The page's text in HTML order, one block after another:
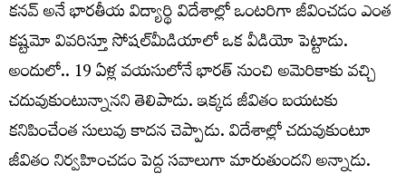
కనవ్ అనే భారతీయ విద్యార్థి విదేశాల్లో ఒంటరిగా జీవించడం ఎంత
కష్టమో వివరిస్తూ సోషల్‌మీడియాలో ఒక వీడియో పెట్టాడు.
అందులో.. 19 ఏళ్ల వయసులోనే భారత్‌ నుంచి అమెరికాకు వచ్చి
చదువుకుంటున్నానని తెలిపాడు. ఇక్కడ జీవితం బయటకు
కనిపించేంత సులువు కాదన చెప్పాడు. విదేశాల్లో చదువుకుంటూ
జీవితం నిర్వహించడం పెద్ద సవాలుగా మారుతుందని అన్నాడు.